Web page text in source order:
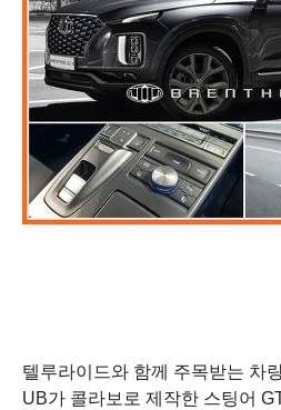
텔루라이드와 함께 주목받는 차
UB가 콜라보로 제작한 스팅어